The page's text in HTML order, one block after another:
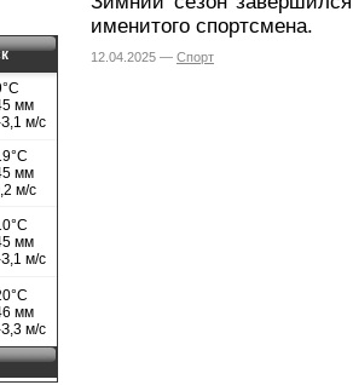
именитого спортсмена.
12.04.2025 — Спорт